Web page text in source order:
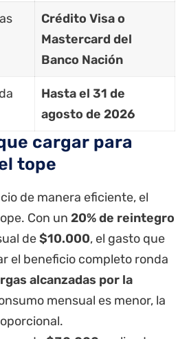
Crédito Visa o
Mastercard del
Banco Nación
Hasta el 31 de
agosto de 2026
cargar para
tope
de manera eficiente, el
Con un 20% de reintegro
de$10.000, el gasto que
el beneficio completo ronda
alcanzadas por la
mensual es menor, la